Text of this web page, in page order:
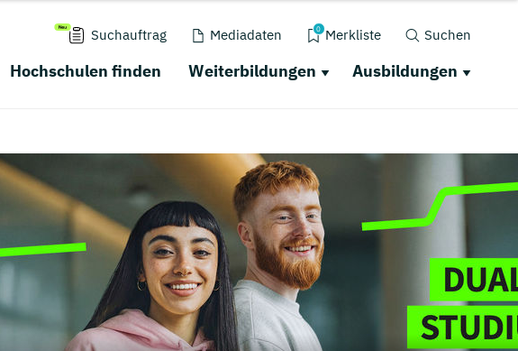
Suchauftrag Mediadaten 0 Merkliste Suchen
Hochschulen finden Weiterbildungen Ausbildungen